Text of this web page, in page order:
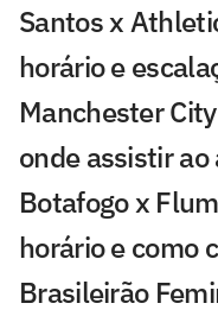
Santos x
horário e
Manchester
onde assistir
Botafogo x
horário e como
Brasileirão